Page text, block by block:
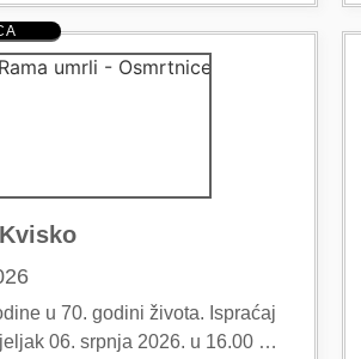
u 70. godini života. Ispraćaj
06. srpnja 2026. u 16.00 …